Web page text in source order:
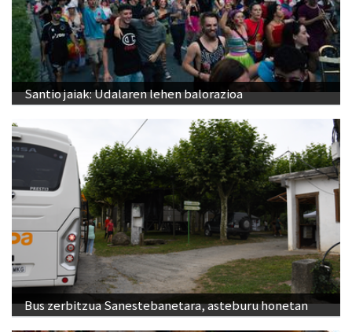
Santio jaiak: Udalaren lehen balorazioa
Bus zerbitzua Sanestebanetara, asteburu honetan